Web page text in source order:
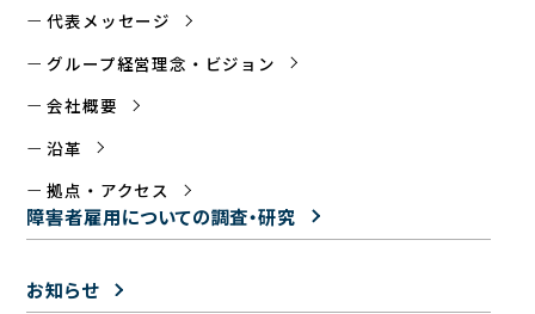
代表メッセージ
グループ経営理念・ビジョン
会社概要
沿革
拠点・アクセス
障害者雇用についての調査・研究
お知らせ